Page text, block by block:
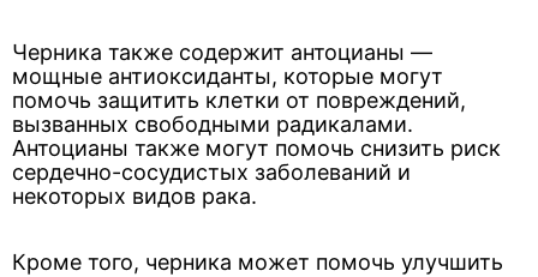
Черника также содержит антоцианы —
мощные антиоксиданты, которые могут
помочь защитить клетки от повреждений,
вызванных свободными радикалами.
Антоцианы также могут помочь снизить риск
сердечно-сосудистых заболеваний и
некоторых видов рака.
Кроме того, черника может помочь улучшить